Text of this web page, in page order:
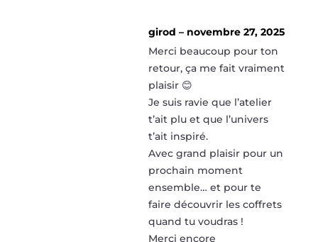
girod – novembre 27, 2025
Merci beaucoup pour ton
retour, ça me fait vraiment
plaisir 😊
Je suis ravie que l’atelier
t’ait plu et que l’univers
t’ait inspiré.
Avec grand plaisir pour un
prochain moment
ensemble… et pour te
faire découvrir les coffrets
quand tu voudras !
Merci encore